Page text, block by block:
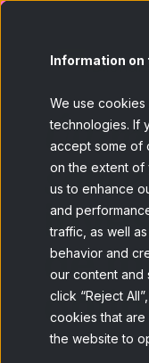
Information on
We use
technologies. If
accept some of
on the extent of
us to enhance
and
traffic, as well
behavior and
our content and
click “Reject
cookies that
the website to
sobre
de